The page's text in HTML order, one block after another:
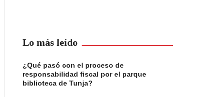
Lo más leído
¿Qué pasó con el proceso de
responsabilidad fiscal por el parque
biblioteca de Tunja?